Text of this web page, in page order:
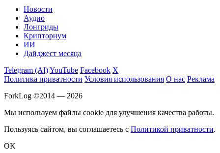
Новости
Аудио
Лонгриды
Крипториум
ИИ
Дайджест месяца
Telegram (AI)YouTube Facebook X
Политика приватности Условия использования О нас Реклама
ForkLog ©2014 — 2026
Мы используем файлы cookie для улучшения качества работы.
Пользуясь сайтом, вы соглашаетесь с Политикой приватности.
OK